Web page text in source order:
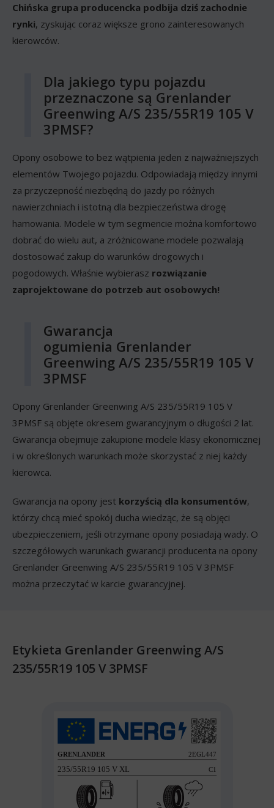
Chińska grupa producencka podbija dziś zachodnie
rynki, zyskując coraz większe grono zainteresowanych
kierowców.
Dla jakiego typu pojazdu
przeznaczone są Grenlander
Greenwing A/S 235/55R19 105 V
3PMSF?
Opony osobowe to bez wątpienia jeden z najważniejszych
elementów Twojego pojazdu. Odpowiadają między innymi
za przyczepność niezbędną do jazdy po różnych
nawierzchniach i istotną dla bezpieczeństwa drogę
hamowania. Modele w tym segmencie można komfortowo
dobrać do wielu aut, a zróżnicowane modele pozwalają
dostosować zakup do warunków drogowych i
pogodowych. Właśnie wybierasz rozwiązanie
zaprojektowane do potrzeb aut osobowych!
Gwarancja
ogumienia Grenlander
Greenwing A/S 235/55R19 105 V
3PMSF
Opony Grenlander Greenwing A/S 235/55R19 105 V
3PMSF są objęte okresem gwarancyjnym o długości 2 lat.
Gwarancja obejmuje zakupione modele klasy ekonomicznej
i w określonych warunkach może skorzystać z niej każdy
kierowca.
Gwarancja na opony jest korzyścią dla konsumentów,
którzy chcą mieć spokój ducha wiedząc, że są objęci
ubezpieczeniem, jeśli otrzymane opony posiadają wady. O
szczegółowych warunkach gwarancji producenta na opony
Grenlander Greenwing A/S 235/55R19 105 V 3PMSF
można przeczytać w karcie gwarancyjnej.
Etykieta Grenlander Greenwing A/S
235/55R19 105 V 3PMSF